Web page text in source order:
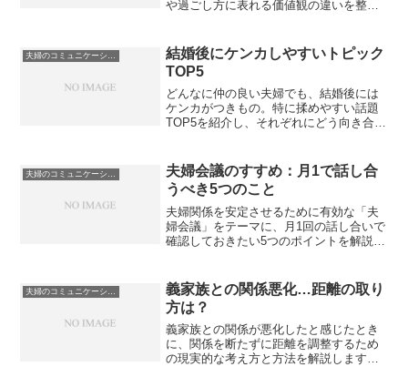
や過ごし方に表れる価値観の違いを整理
夫婦のコミュニケーションと価値観
結婚後にケンカしやすいトピック
TOP5
どんなに仲の良い夫婦でも、結婚後には
ケンカがつきもの。特に揉めやすい話題
TOP5を紹介し、それぞれにどう向き合え
夫婦会議のすすめ：月1で話し合
うべき5つのこと
夫婦関係を安定させるために有効な「夫
婦会議」をテーマに、月1回の話し合いで
確認しておきたい5つのポイントを解説し
とめました。
義家族との関係悪化…距離の取り
方は？
義家族との関係が悪化したと感じたとき
に、関係を断たずに距離を調整するため
の現実的な考え方と方法を解説します。